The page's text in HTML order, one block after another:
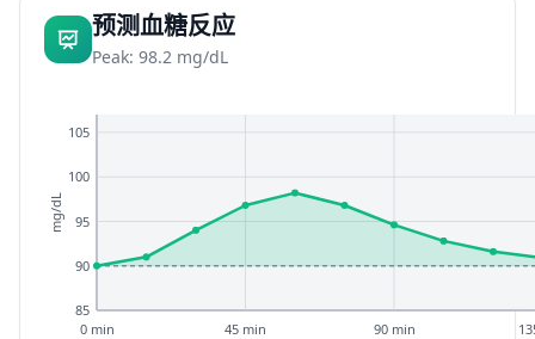
预测血糖反应
Peak: 98.2 mg/dL
85
90
95
100
105
0 min 45 min 90 min
mg/dL